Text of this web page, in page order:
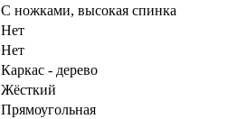
С ножками, высокая спинка
Нет
Нет
Каркас - дерево
Жёсткий
Прямоугольная